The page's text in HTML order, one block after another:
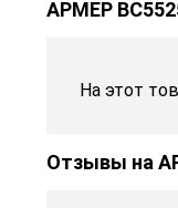
АРМЕР
На этот
Отзывы на